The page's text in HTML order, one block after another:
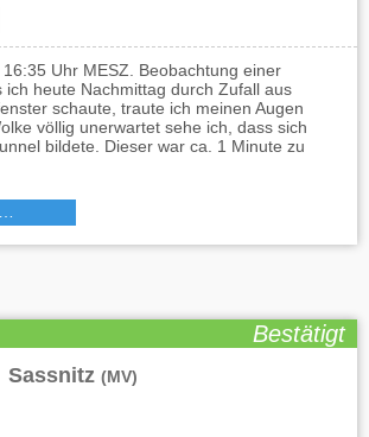
Uhr MESZ. Beobachtung einer
ich heute Nachmittag durch Zufall aus
schaute, traute ich meinen Augen
völlig unerwartet sehe ich, dass sich
bildete. Dieser war ca. 1 Minute zu
Bestätigt
Sassnitz (MV)